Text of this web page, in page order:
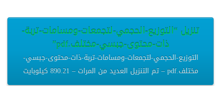
تنزيل “التوزيع-الحجمي-لتجمعات-ومسامات-تربة-
ذات-محتوى-جبسي-مختلف.pdf”
التوزيع-الحجمي-لتجمعات-ومسامات-تربة-ذات-محتوى-جبسي-
مختلف.pdf – تم التنزيل العديد من المرات – 890.21 كيلوبايت